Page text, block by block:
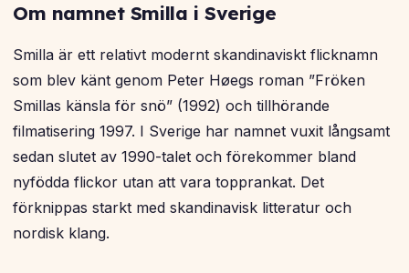
Om namnet Smilla i Sverige
Smilla är ett relativt modernt skandinaviskt flicknamn
som blev känt genom Peter Høegs roman ”Fröken
Smillas känsla för snö” (1992) och tillhörande
filmatisering 1997. I Sverige har namnet vuxit långsamt
sedan slutet av 1990-talet och förekommer bland
nyfödda flickor utan att vara topprankat. Det
förknippas starkt med skandinavisk litteratur och
nordisk klang.